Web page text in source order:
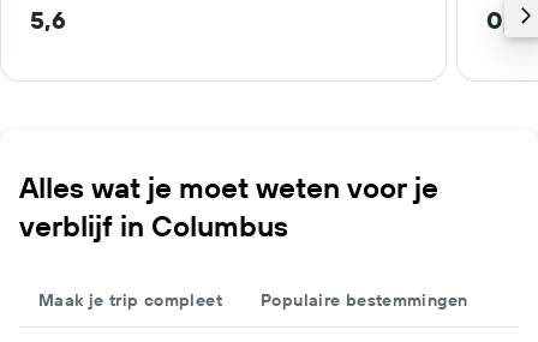
5,6 0,5
Alles wat je moet weten voor je
verblijf in Columbus
Maak je trip compleet Populaire bestemmingen